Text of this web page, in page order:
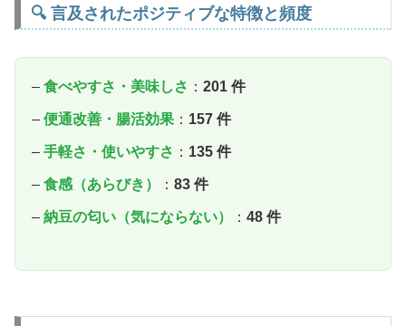
🔍 言及されたポジティブな特徴と頻度
–食べやすさ・美味しさ ：201 件
–便通改善・腸活効果 ： 157 件
–手軽さ・使いやすさ ： 135 件
–食感（あらびき） ：83 件
–納豆の匂い（気にならない） ：48 件